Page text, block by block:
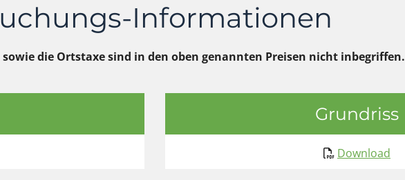
Informationen
die Ortstaxe sind in den oben genannten Preisen nicht inbegriffen.
Grundriss
 Download